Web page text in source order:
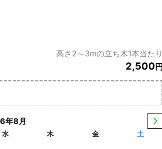
高さ2～3mの立ち木1本当たり
2,500 円
年8月
水 木 金 土